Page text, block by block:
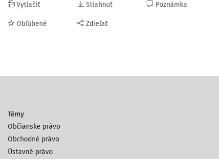
Vytlačiť
Obľúbené
Stiahnuť
Zdieľať
Poznámka
Témy
Občianske právo
Obchodné právo
Ústavné právo